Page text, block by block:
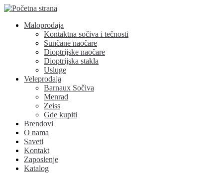
Maloprodaja
Kontaktna sočiva i tečnosti
Sunčane naočare
Dioptrijske naočare
Dioptrijska stakla
Usluge
Veleprodaja
Barnaux Sočiva
Menrad
Zeiss
Gde kupiti
Brendovi
O nama
Saveti
Kontakt
Zaposlenje
Katalog